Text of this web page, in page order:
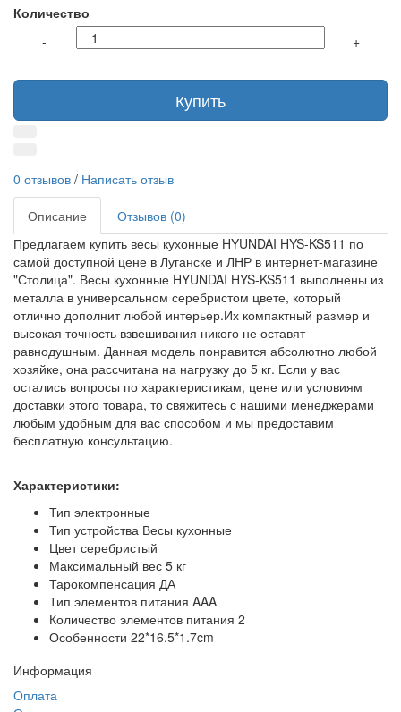
Количество
-
+
Купить
0 отзывов / Написать отзыв
Описание
Отзывов (0)
Предлагаем купить весы кухонные HYUNDAI HYS-KS511 по
самой доступной цене в Луганске и ЛНР в интернет-магазине
"Столица". Весы кухонные HYUNDAI HYS-KS511 выполнены из
металла в универсальном серебристом цвете, который
отлично дополнит любой интерьер.Их компактный размер и
высокая точность взвешивания никого не оставят
равнодушным. Данная модель понравится абсолютно любой
хозяйке, она рассчитана на нагрузку до 5 кг. Если у вас
остались вопросы по характеристикам, цене или условиям
доставки этого товара, то свяжитесь с нашими менеджерами
любым удобным для вас способом и мы предоставим
бесплатную консультацию.
Характеристики:
Тип электронные
Тип устройства Весы кухонные
Цвет серебристый
Максимальный вес 5 кг
Тарокомпенсация ДА
Тип элементов питания AAA
Количество элементов питания 2
Особенности 22*16.5*1.7cm
Информация
Оплата